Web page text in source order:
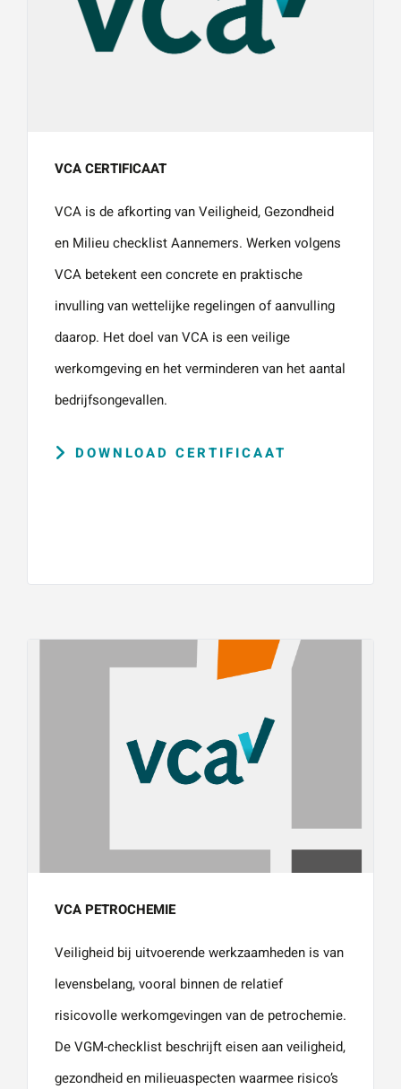
VCA CERTIFICAAT
VCA is de afkorting van Veiligheid, Gezondheid
en Milieu checklist Aannemers. Werken volgens
VCA betekent een concrete en praktische
invulling van wettelijke regelingen of aanvulling
daarop. Het doel van VCA is een veilige
werkomgeving en het verminderen van het aantal
bedrijfsongevallen.
DOWNLOAD CERTIFICAAT
VCA PETROCHEMIE
Veiligheid bij uitvoerende werkzaamheden is van
levensbelang, vooral binnen de relatief
risicovolle werkomgevingen van de petrochemie.
De VGM-checklist beschrijft eisen aan veiligheid,
gezondheid en milieuaspecten waarmee risico’s